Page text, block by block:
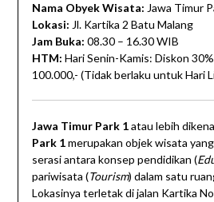
Nama Obyek Wisata: Jawa Timur
Lokasi: Jl. Kartika 2 Batu Malang
Jam Buka: 08.30 – 16.30 WIB
HTM: Hari Senin-Kamis: Diskon
100.000,- (Tidak berlaku untuk Hari
Jawa Timur Park 1atau lebih
Park 1merupakan objek wisata
serasi antara konsep pendidikan (
pariwisata (Tourism) dalam satu
Lokasinya terletak di jalan Kartika